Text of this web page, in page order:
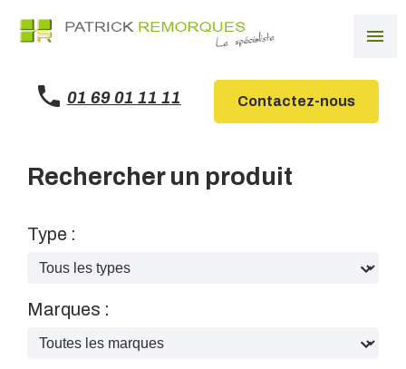
menu
01 69 01 11 11 Contactez-nous
Rechercher un produit
Type :
Marques :